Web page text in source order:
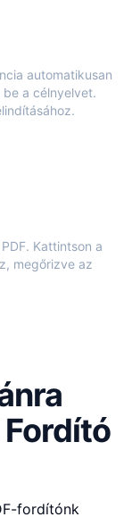
automatikusan
a célnyelvet.
Kattintson a
megőrizve az
fordítónk